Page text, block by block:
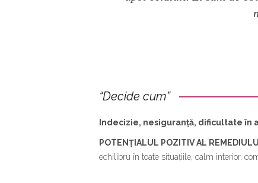
“Decide cum”
Indecizie, nesiguranță, dificultate în
POTENȚIALUL POZITIV AL
echilibru în toate situațiile, calm interior,